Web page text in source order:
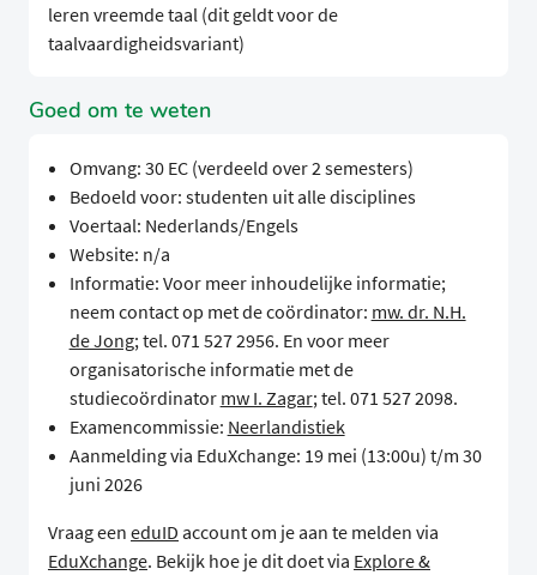
leren vreemde taal (dit geldt voor de
taalvaardigheidsvariant)
Goed om te weten
Omvang: 30 EC (verdeeld over 2 semesters)
Bedoeld voor: studenten uit alle disciplines
Voertaal: Nederlands/Engels
Website: n/a
Informatie: Voor meer inhoudelijke informatie;
neem contact op met de coördinator: mw. dr. N.H.
de Jong; tel. 071 527 2956. En voor meer
organisatorische informatie met de
studiecoördinator mw I. Zagar; tel. 071 527 2098.
Examencommissie: Neerlandistiek
Aanmelding via EduXchange: 19 mei (13:00u) t/m 30
juni 2026
Vraag een eduID account om je aan te melden via
EduXchange. Bekijk hoe je dit doet via Explore &